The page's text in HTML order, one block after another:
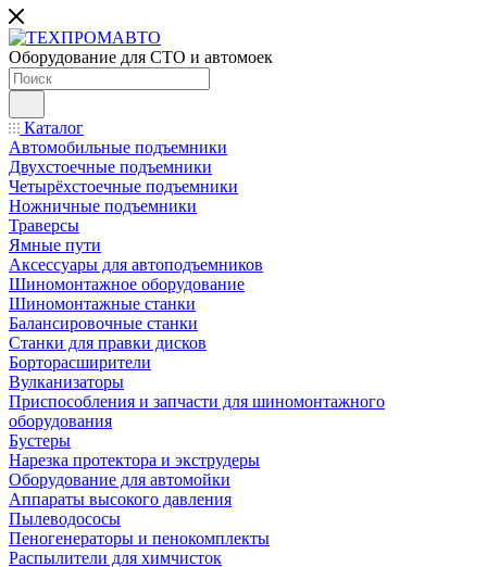
Оборудование для СТО и автомоек
Каталог
Автомобильные подъемники
Двухстоечные подъемники
Четырёхстоечные подъемники
Ножничные подъемники
Траверсы
Ямные пути
Аксессуары для автоподъемников
Шиномонтажное оборудование
Шиномонтажные станки
Балансировочные станки
Станки для правки дисков
Борторасширители
Вулканизаторы
Приспособления и запчасти для шиномонтажного
оборудования
Бустеры
Нарезка протектора и экструдеры
Оборудование для автомойки
Аппараты высокого давления
Пылеводососы
Пеногенераторы и пенокомплекты
Распылители для химчисток